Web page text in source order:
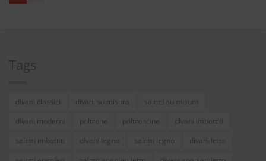
Tags
divani classici divani su misura
salotti su misura
divani moderni
poltrone poltroncine
divani imbottiti
salotti imbottiti
divani legno salotti legno
divani letto